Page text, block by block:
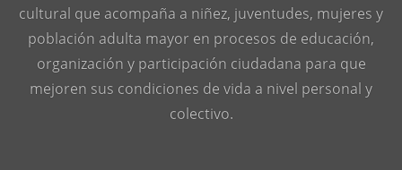
cultural que acompaña a niñez, juventudes, mujeres y
población adulta mayor en procesos de educación,
organización y participación ciudadana para que
mejoren sus condiciones de vida a nivel personal y
colectivo.